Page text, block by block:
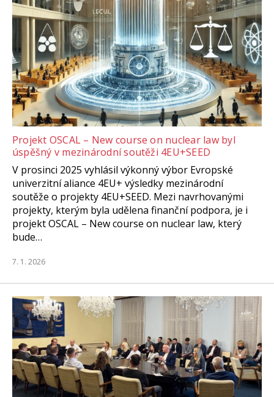
Projekt OSCAL – New course on nuclear law byl
úspěšný v mezinárodní soutěži 4EU+SEED
V prosinci 2025 vyhlásil výkonný výbor Evropské
univerzitní aliance 4EU+ výsledky mezinárodní
soutěže o projekty 4EU+SEED. Mezi navrhovanými
projekty, kterým byla udělena finanční podpora, je i
projekt OSCAL – New course on nuclear law, který
bude…
7. 1. 2026